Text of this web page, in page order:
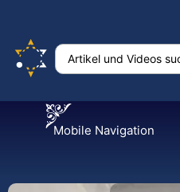
Mobile Navigation